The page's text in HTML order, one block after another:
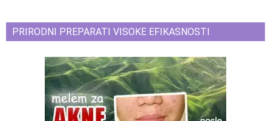
PRIRODNI PREPARATI VISOKE EFIKASNOSTI